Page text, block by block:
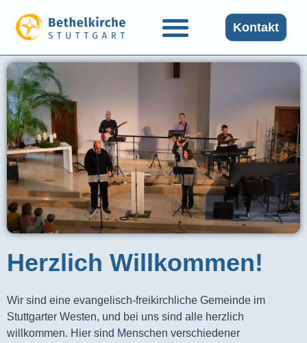
Kontakt
Herzlich Willkommen!
Wir sind eine evangelisch-freikirchliche Gemeinde im
Stuttgarter Westen, und bei uns sind alle herzlich
willkommen. Hier sind Menschen verschiedener